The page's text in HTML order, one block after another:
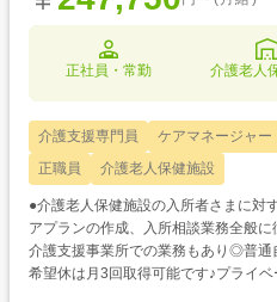
正社員・常勤 介護老人
介護支援専門員 ケアマネージャー
正職員
介護老人保健施設
●介護老人保健施設の入所者さまに対
アプランの作成、入所相談業務全般
介護支援事業所での業務もあり◎普
希望休は月3回取得可能です♪プライ